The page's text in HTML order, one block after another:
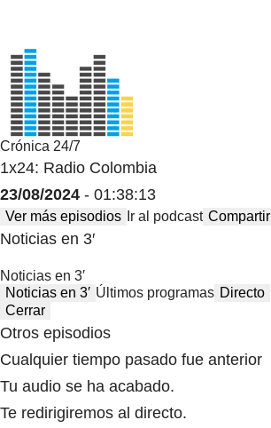
Crónica 24/7
1x24: Radio Colombia
23/08/2024 - 01:38:13
Ver más episodios Ir al podcast Compartir
Noticias en 3′
Noticias en 3′
Noticias en 3′ Últimos programas Directo
Cerrar
Otros episodios
Cualquier tiempo pasado fue anterior
Tu audio se ha acabado.
Te redirigiremos al directo.